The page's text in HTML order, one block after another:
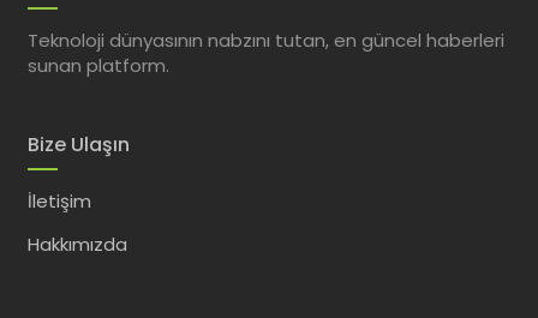
Teknoloji dünyasının nabzını tutan, en güncel haberleri
sunan platform.
Bize Ulaşın
İletişim
Hakkımızda